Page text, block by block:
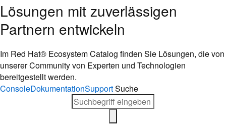
Lösungen mit zuverlässigen
Partnern entwickeln
Im Red Hat® Ecosystem Catalog finden Sie Lösungen, die von
unserer Community von Experten und Technologien
bereitgestellt werden.
ConsoleDokumentationSupportSuche